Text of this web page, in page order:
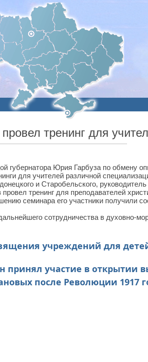
тренинг для
губернатора Юрия Гарбуза по обмену
для учителей различной
и Старобельского,
тренинг для преподавателей
семинара его участники получили
сотрудничества в духовно-
учреждений для
участие в открытии
после Революции 1917